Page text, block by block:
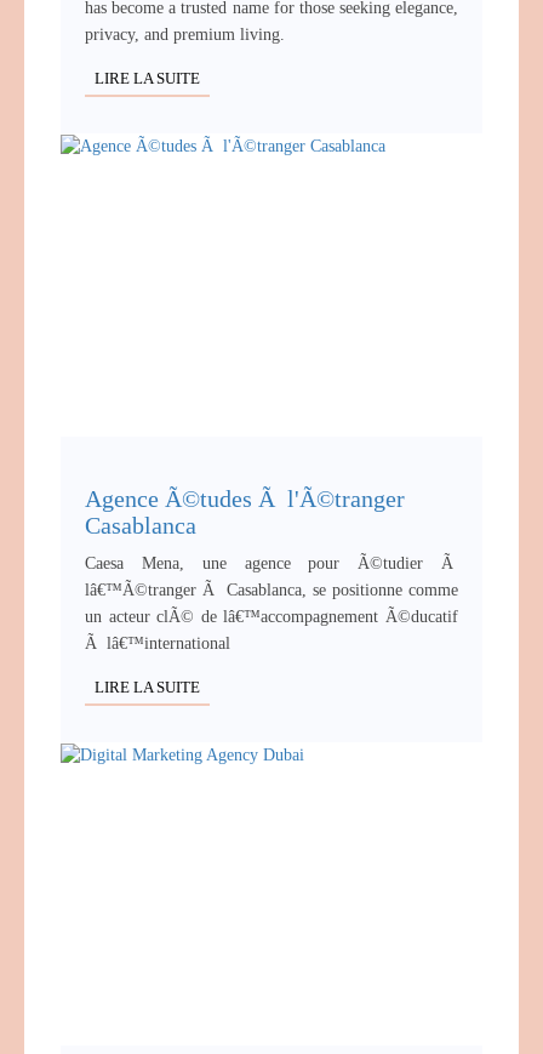
has become a trusted name for those seeking elegance,
privacy, and premium living.
LIRE LA SUITE
Agence Ã©tudes Ã l'Ã©tranger
Casablanca
Caesa Mena, une agence pour Ã©tudier Ã
lâ€™Ã©tranger Ã Casablanca, se positionne comme
un acteur clÃ© de lâ€™accompagnement Ã©ducatif
Ã lâ€™international
LIRE LA SUITE